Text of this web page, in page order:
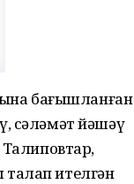
бағышланған
сәләмәт йәшәү
талап ителгән